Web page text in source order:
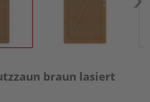
braun lasiert